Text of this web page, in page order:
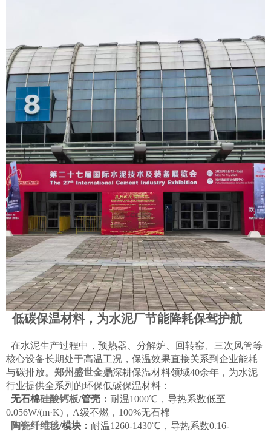
低碳保温材料，为水泥厂节能降耗保驾护航
在水泥生产过程中，预热器、分解炉、回转窑、三次风管等
核心设备长期处于高温工况，保温效果直接关系到企业能耗
与碳排放。 郑州盛世金鼎深耕保温材料领域40余年，为水泥
行业提供全系列的环保低碳保温材料：
无石棉硅酸钙板/管壳： 耐温1000℃，导热系数低至
0.056W/(m·K)，A级不燃，100%无石棉
陶瓷纤维毯/模块： 耐温1260-1430℃，导热系数0.16-